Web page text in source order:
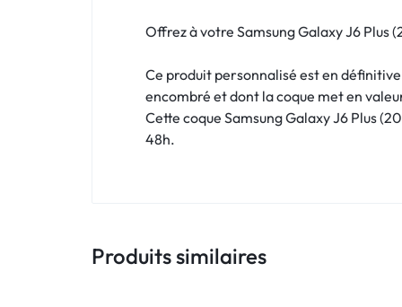
Offrez à votre Samsung Galaxy J6 Plus
Ce produit personnalisé est en
encombré et dont la coque met en
Cette coque Samsung Galaxy J6 Plus
48h.
Produits similaires